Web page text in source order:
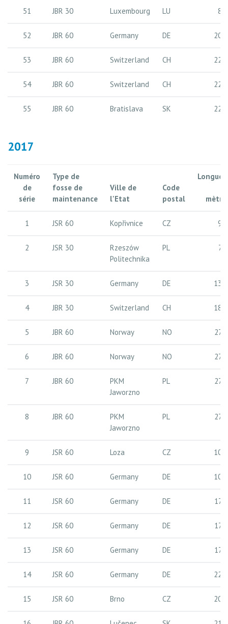
51 JBR 30 Luxembourg LU 8
52 JBR 60 Germany DE 20
53 JBR 60 Switzerland CH 22
54 JBR 60 Switzerland CH 22
55 JBR 60 Bratislava SK 22
2017
Numéro
de
série
Type de
fosse de
maintenance
Ville de
l'Etat
Code
postal
1 JSR 60 Kopřivnice CZ 9
2 JSR 30
Rzeszów
Politechnika
PL 7
3 JSR 30 Germany DE 13
4 JBR 30 Switzerland CH 18
5 JBR 60 Norway NO 27
6 JBR 60 Norway NO 27
7 JBR 60
PKM
Jaworzno
PL 27
8 JBR 60
PKM
Jaworzno
PL 27
9 JSR 60 Loza CZ 10
10 JSR 60 Germany DE 10
11 JSR 60 Germany DE 17
12 JSR 60 Germany DE 17
13 JSR 60 Germany DE 17
14 JSR 60 Germany DE 22
15 JSR 60 Brno CZ 20